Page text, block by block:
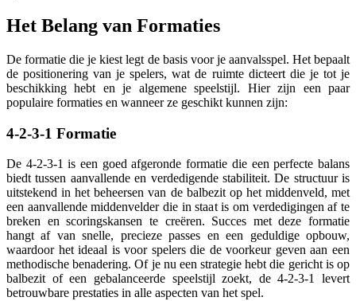
Het Belang van Formaties
De formatie die je kiest legt de basis voor je aanvalsspel. Het bepaalt
de positionering van je spelers, wat de ruimte dicteert die je tot je
beschikking hebt en je algemene speelstijl. Hier zijn een paar
populaire formaties en wanneer ze geschikt kunnen zijn:
4-2-3-1 Formatie
De 4-2-3-1 is een goed afgeronde formatie die een perfecte balans
biedt tussen aanvallende en verdedigende stabiliteit. De structuur is
uitstekend in het beheersen van de balbezit op het middenveld, met
een aanvallende middenvelder die in staat is om verdedigingen af te
breken en scoringskansen te creëren. Succes met deze formatie
hangt af van snelle, precieze passes en een geduldige opbouw,
waardoor het ideaal is voor spelers die de voorkeur geven aan een
methodische benadering. Of je nu een strategie hebt die gericht is op
balbezit of een gebalanceerde speelstijl zoekt, de 4-2-3-1 levert
betrouwbare prestaties in alle aspecten van het spel.